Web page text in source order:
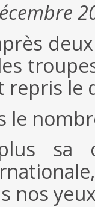
repris le
le
sa
nos